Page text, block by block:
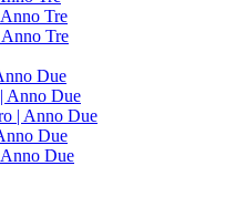
Tre
Tre
Due
Anno Due
| Anno Due
Due
Due